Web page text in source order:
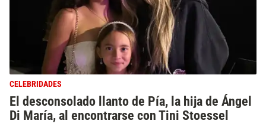
CELEBRIDADES
El desconsolado llanto de Pía, la hija de Ángel
Di María, al encontrarse con Tini Stoessel